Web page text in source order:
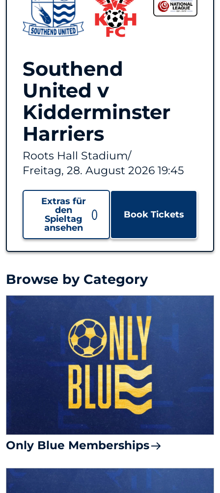
Southend
United v
Kidderminster
Harriers
Roots Hall Stadium/
Freitag, 28. August 2026 19:45
Extras für
den
Spieltag
ansehen
Book Tickets
Browse by Category
Only Blue Memberships